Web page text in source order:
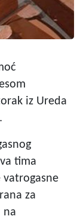
iz Ureda
tima
vatrogasne
za
na